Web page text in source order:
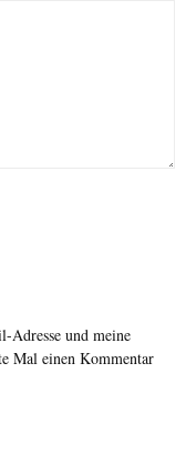
Adresse und meine
Mal einen Kommentar